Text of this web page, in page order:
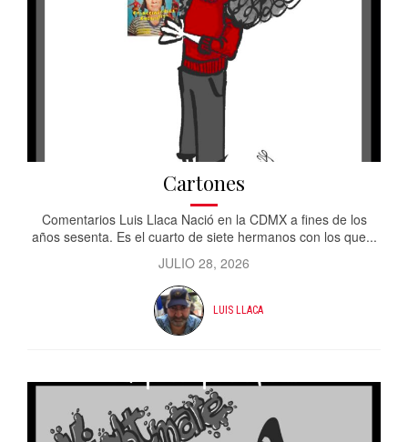
Cartones
Comentarios Luis Llaca Nació en la CDMX a fines de los
años sesenta. Es el cuarto de siete hermanos con los que...
JULIO 28, 2026
LUIS LLACA